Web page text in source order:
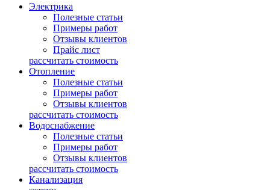
Электрика
Полезные статьи
Примеры работ
Отзывы клиентов
Прайс лист
рассчитать стоимость
Отопление
Полезные статьи
Примеры работ
Отзывы клиентов
рассчитать стоимость
Водоснабжение
Полезные статьи
Примеры работ
Отзывы клиентов
рассчитать стоимость
Канализация